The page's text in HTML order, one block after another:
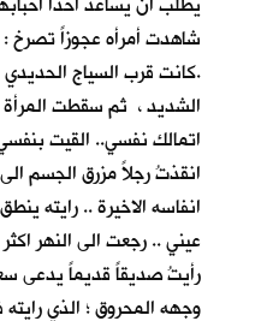
شاهدت أمرأه عجوزاً
.كانت قرب السياج
الشديد ، ثم سقطت المرأة
اتمالك نفسي.. القيت
انقذتُ رجلاً مزرق الجسم
انفاسه الاخيرة .. رايته
عيني .. رجعت الى النهر
رأيتُ صديقاً قديماً يدعى
وجهه المحروق ؛ الذي